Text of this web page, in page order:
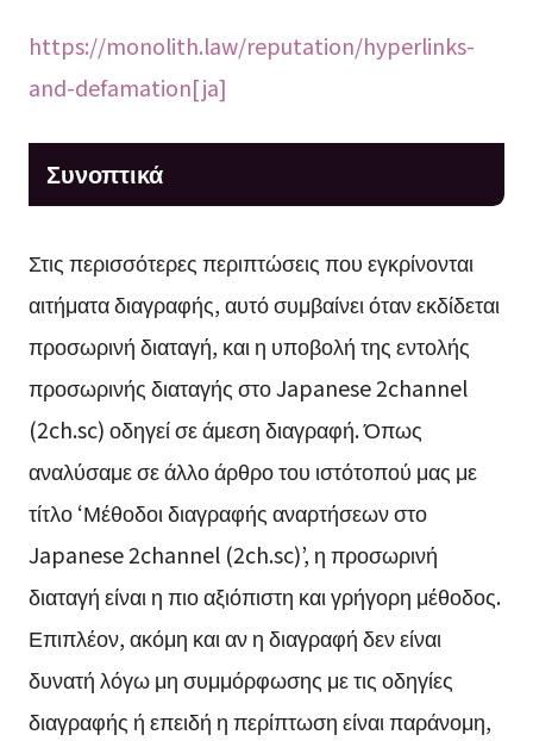
https://monolith.law/reputation/hyperlinks-
and-defamation[ja]
Συνοπτικά
Στις περισσότερες περιπτώσεις που εγκρίνονται
αιτήματα διαγραφής, αυτό συμβαίνει όταν εκδίδεται
προσωρινή διαταγή, και η υποβολή της εντολής
προσωρινής διαταγής στο Japanese 2channel
(2ch.sc) οδηγεί σε άμεση διαγραφή. Όπως
αναλύσαμε σε άλλο άρθρο του ιστότοπού μας με
τίτλο ‘Μέθοδοι διαγραφής αναρτήσεων στο
Japanese 2channel (2ch.sc)’, η προσωρινή
διαταγή είναι η πιο αξιόπιστη και γρήγορη μέθοδος.
Επιπλέον, ακόμη και αν η διαγραφή δεν είναι
δυνατή λόγω μη συμμόρφωσης με τις οδηγίες
διαγραφής ή επειδή η περίπτωση είναι παράνομη,